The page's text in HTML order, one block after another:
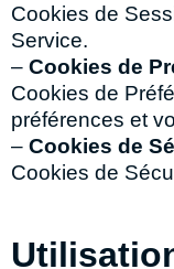
Cookies de
Service.
– Cookies de
Cookies de
préférences et
– Cookies de
Cookies de